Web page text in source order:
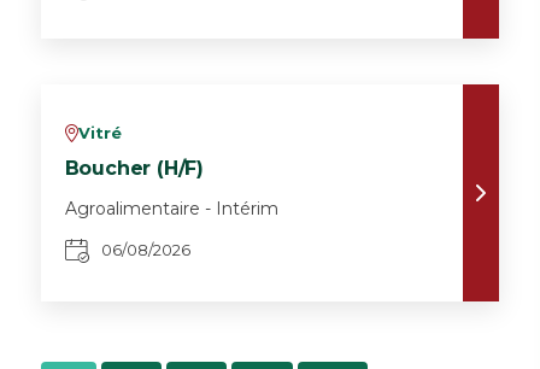
vVitré
Boucher (H/F)
Agroalimentaire - Intérim
06/08/2026